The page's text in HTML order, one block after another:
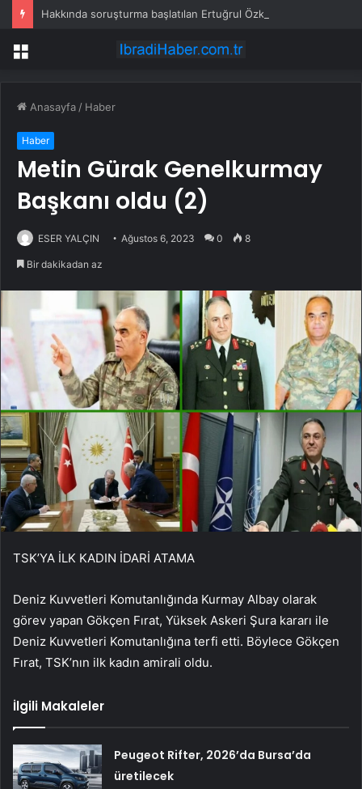
Menü
Anasayfa / Haber
Haber
Metin Gürak Genelkurmay
Başkanı oldu (2)
ESER YALÇIN Ağustos 6, 2023 0 8
Bir dakikadan az
TSK’YA İLK KADIN İDARİ ATAMA
Deniz Kuvvetleri Komutanlığında Kurmay Albay olarak
görev yapan Gökçen Fırat, Yüksek Askeri Şura kararı ile
Deniz Kuvvetleri Komutanlığına terfi etti. Böylece Gökçen
Fırat, TSK’nın ilk kadın amirali oldu.
İlgili Makaleler
Peugeot Rifter, 2026’da Bursa’da
üretilecek